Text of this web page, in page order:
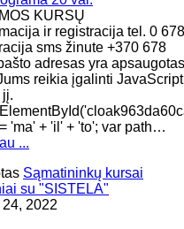
KURSŲ
ir registracija tel. 0 678
sms žinute +370 678
adresas yra apsaugotas
reikia įgalinti
jį.
'ma' + 'il' + 'to'; var path…
...
Sąmatininkų kursai
su "SISTELA"
2022